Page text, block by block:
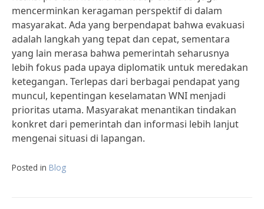
mencerminkan keragaman perspektif di dalam
masyarakat. Ada yang berpendapat bahwa evakuasi
adalah langkah yang tepat dan cepat, sementara
yang lain merasa bahwa pemerintah seharusnya
lebih fokus pada upaya diplomatik untuk meredakan
ketegangan. Terlepas dari berbagai pendapat yang
muncul, kepentingan keselamatan WNI menjadi
prioritas utama. Masyarakat menantikan tindakan
konkret dari pemerintah dan informasi lebih lanjut
mengenai situasi di lapangan.
Posted in Blog